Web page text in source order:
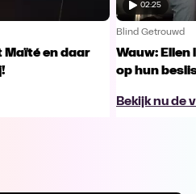
Maïté en daar
02:25
Blind Getrouwd
Wauw:
op hun
Bekijk nu de